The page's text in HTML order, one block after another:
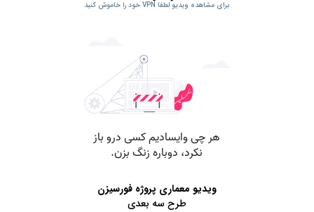
برای مشاهده ویدیو لطفا VPN خود را خاموش کنید
ویدیو معماری پروژه فورسیزن
طرح سه بعدی